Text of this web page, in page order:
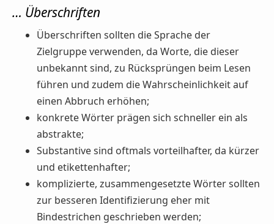
… Überschriften
Überschriften sollten die Sprache der
Zielgruppe verwenden, da Worte, die dieser
unbekannt sind, zu Rücksprüngen beim Lesen
führen und zudem die Wahrscheinlichkeit auf
einen Abbruch erhöhen;
konkrete Wörter prägen sich schneller ein als
abstrakte;
Substantive sind oftmals vorteilhafter, da kürzer
und etikettenhafter;
komplizierte, zusammengesetzte Wörter sollten
zur besseren Identifizierung eher mit
Bindestrichen geschrieben werden;